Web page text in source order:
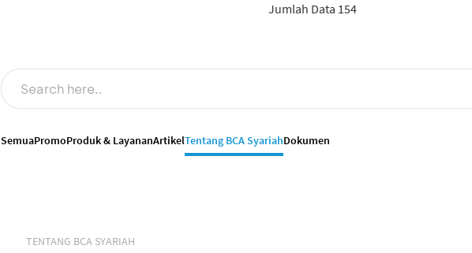
Jumlah Data 154
SemuaPromoProduk & LayananArtikelTentang BCA SyariahDokumen
TENTANG BCA SYARIAH